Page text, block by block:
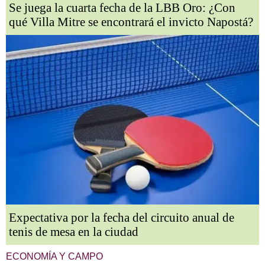
Se juega la cuarta fecha de la LBB Oro: ¿Con
qué Villa Mitre se encontrará el invicto Napostá?
Expectativa por la fecha del circuito anual de
tenis de mesa en la ciudad
ECONOMÍA Y CAMPO